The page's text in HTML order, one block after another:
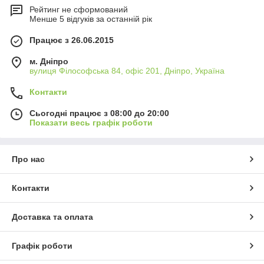
Рейтинг не сформований
Менше 5 відгуків за останній рік
Працює з 26.06.2015
м. Дніпро
вулиця Філософська 84, офіс 201, Дніпро, Україна
Контакти
Сьогодні працює з 08:00 до 20:00
Показати весь графік роботи
Про нас
Контакти
Доставка та оплата
Графік роботи